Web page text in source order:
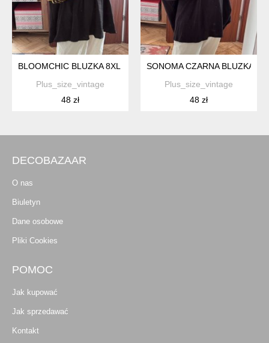
BLOOMCHIC BLUZKA 8XL 60 CZARNA ZŁOTE RĘKAWY
Plus_size_vintage
48 zł
SONOMA CZARNA BLUZKA
Plus_size_vintage
48 zł
DECOBAZAAR
O nas
Biuletyn
Dane osobowe
Pliki Cookies
POMOC
Jak kupować
Jak sprzedawać
Kontakt